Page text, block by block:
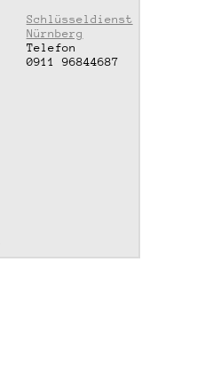
Schlüsseldienst
Nürnberg
Telefon
0911 96844687